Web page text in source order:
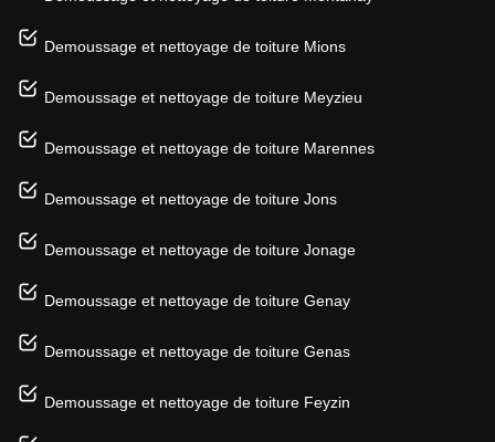
Demoussage et nettoyage de toiture Mions
Demoussage et nettoyage de toiture Meyzieu
Demoussage et nettoyage de toiture Marennes
Demoussage et nettoyage de toiture Jons
Demoussage et nettoyage de toiture Jonage
Demoussage et nettoyage de toiture Genay
Demoussage et nettoyage de toiture Genas
Demoussage et nettoyage de toiture Feyzin